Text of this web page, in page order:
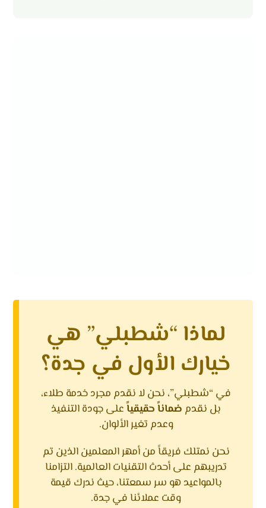
لماذا “شطبلي” هي
خيارك الأول في جدة؟
في “شطبلي”، نحن لا نقدم مجرد خدمة طلاء،
بل نقدم ضماناً حقيقياًعلى جودة التنفيذ
وعدم تغير الألوان.
نحن نمتلك فريقاً من أمهر المعلمين الذين تم
تدريبهم على أحدث التقنيات العالمية. التزامنا
بالمواعيد هو سر سمعتنا، حيث ندرك قيمة
وقت عملائنا في جدة.